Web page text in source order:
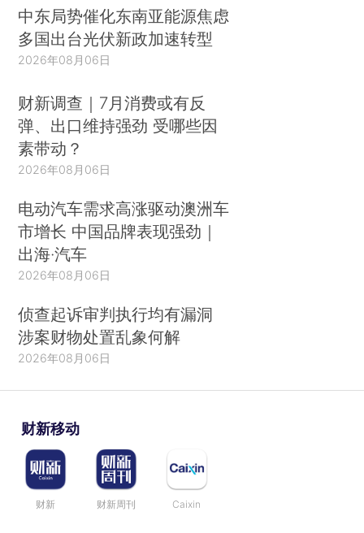
中东局势催化东南亚能源焦虑
多国出台光伏新政加速转型
2026年08月06日
财新调查｜7月消费或有反
弹、出口维持强劲 受哪些因
素带动？
2026年08月06日
电动汽车需求高涨驱动澳洲车
市增长 中国品牌表现强劲｜
出海·汽车
2026年08月06日
侦查起诉审判执行均有漏洞
涉案财物处置乱象何解
2026年08月06日
财新移动
财新 财新周刊 Caixin